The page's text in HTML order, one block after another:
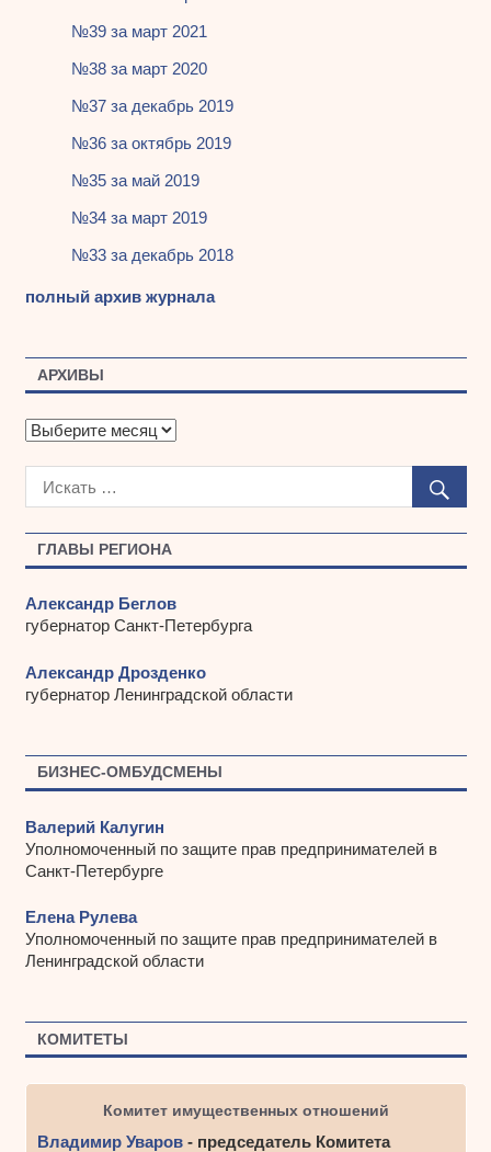
ГЛАВЫ РЕГИОНА
Александр Беглов
губернатор Санкт-Петербурга
Александр Дрозденко
губернатор Ленинградской области
БИЗНЕС-ОМБУДСМЕНЫ
Валерий Калугин
Уполномоченный по защите прав предпринимателей в
Санкт-Петербурге
Елена Рулева
Уполномоченный по защите прав предпринимателей в
Ленинградской области
КОМИТЕТЫ
Комитет имущественных отношений
Владимир Уваров- председатель Комитета
№39 за март 2021
№38 за март 2020
№37 за декабрь 2019
№36 за октябрь 2019
№35 за май 2019
№34 за март 2019
№33 за декабрь 2018
полный архив журнала
АРХИВЫ
А
х
ы